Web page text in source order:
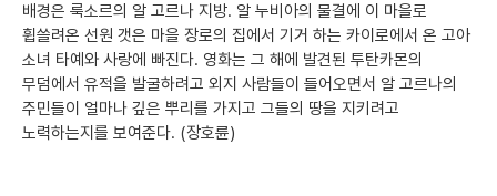
배경은 룩소르의 알 고르나 지방. 알 누비아의 물결에 이 마을로
휩쓸려온 선원 갯은 마을 장로의 집에서 기거 하는 카이로에서 온 고아
소녀 타예와 사랑에 빠진다. 영화는 그 해에 발견된 투탄카몬의
무덤에서 유적을 발굴하려고 외지 사람들이 들어오면서 알 고르나의
주민들이 얼마나 깊은 뿌리를 가지고 그들의 땅을 지키려고
노력하는지를 보여준다. (장호륜)